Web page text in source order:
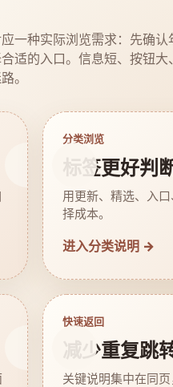
一种实际浏览需求：先确
适的入口。信息短、按钮
。
分类浏览
标签更好判
用更新、精选、入
择成本。
进入分类说明 →
快速返回
减少重复跳
关键说明集中在同